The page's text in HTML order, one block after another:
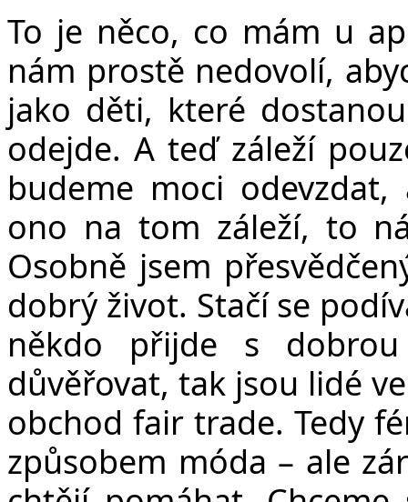
To je něco, co mám u
nám prostě nedovolí,
jako děti, které
odejde. A teď záleží
budeme moci
ono na tom záleží, to
Osobně jsem
dobrý život. Stačí se
někdo přijde s
důvěřovat, tak jsou lidé
obchod fair trade. Tedy
způsobem móda – ale